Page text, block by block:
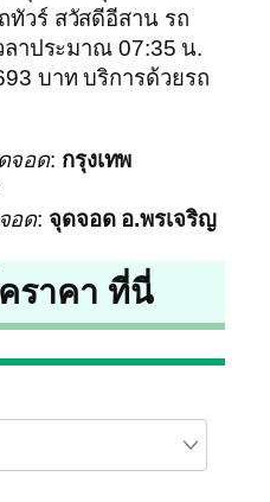
ทัวร์ สวัสดีอีสาน รถ
ลาประมาณ 07:35 น.
บาท บริการด้วยรถ
จอด: กรุงเทพ
อด: จุดจอด อ.พรเจริญ
ราคา ที่นี่